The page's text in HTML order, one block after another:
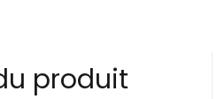
produit